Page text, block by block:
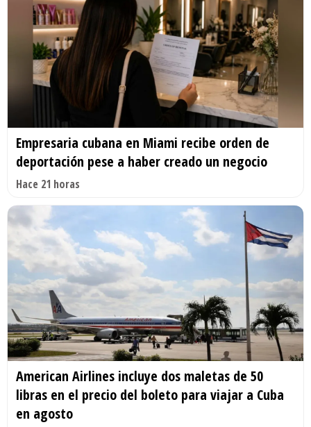
Empresaria cubana en Miami recibe orden de
deportación pese a haber creado un negocio
Hace 21 horas
American Airlines incluye dos maletas de 50
libras en el precio del boleto para viajar a Cuba
en agosto